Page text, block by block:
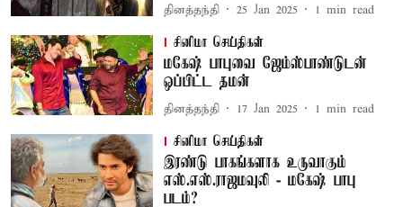
தினத்தந்தி 25 Jan 2025 1 min read
சினிமா செய்திகள்
மகேஷ் பாபுவை ஜேம்ஸ்பாண்டுடன்
ஒப்பிட்ட தமன்
தினத்தந்தி 17 Jan 2025 1 min read
சினிமா செய்திகள்
இரண்டு பாகங்களாக உருவாகும்
எஸ்.எஸ்.ராஜமவுலி - மகேஷ் பாபு
படம்?